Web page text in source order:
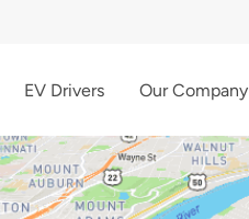
EV Drivers Our Company